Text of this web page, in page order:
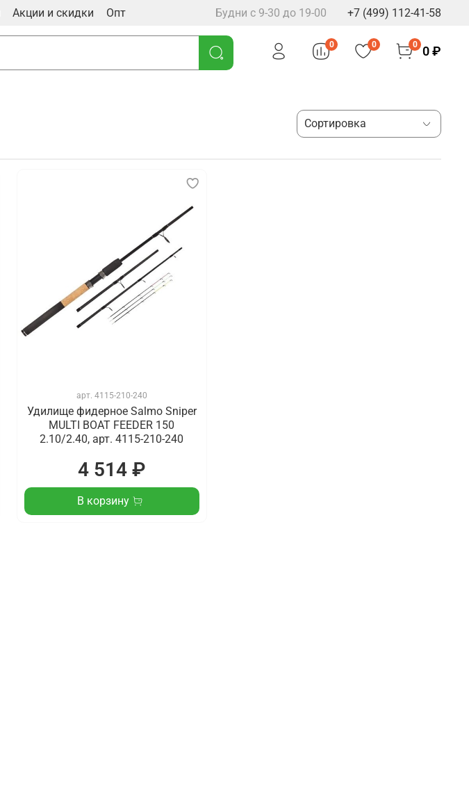
Акции и скидки Опт Будни с 9-30 до 19-00 +7 (499) 112-41-58
0 0 0 0 ₽
арт. 4115-210-240
Удилище фидерное Salmo Sniper
MULTI BOAT FEEDER 150
2.10/2.40, арт. 4115-210-240
4 514 ₽
В корзину